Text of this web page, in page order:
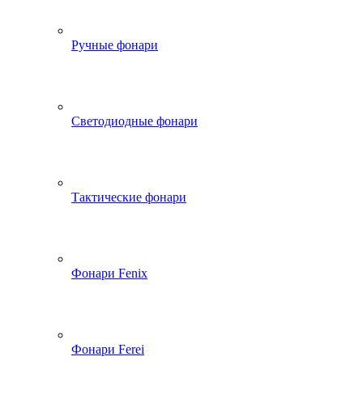
Ручные фонари
Светодиодные фонари
Тактические фонари
Фонари Fenix
Фонари Ferei